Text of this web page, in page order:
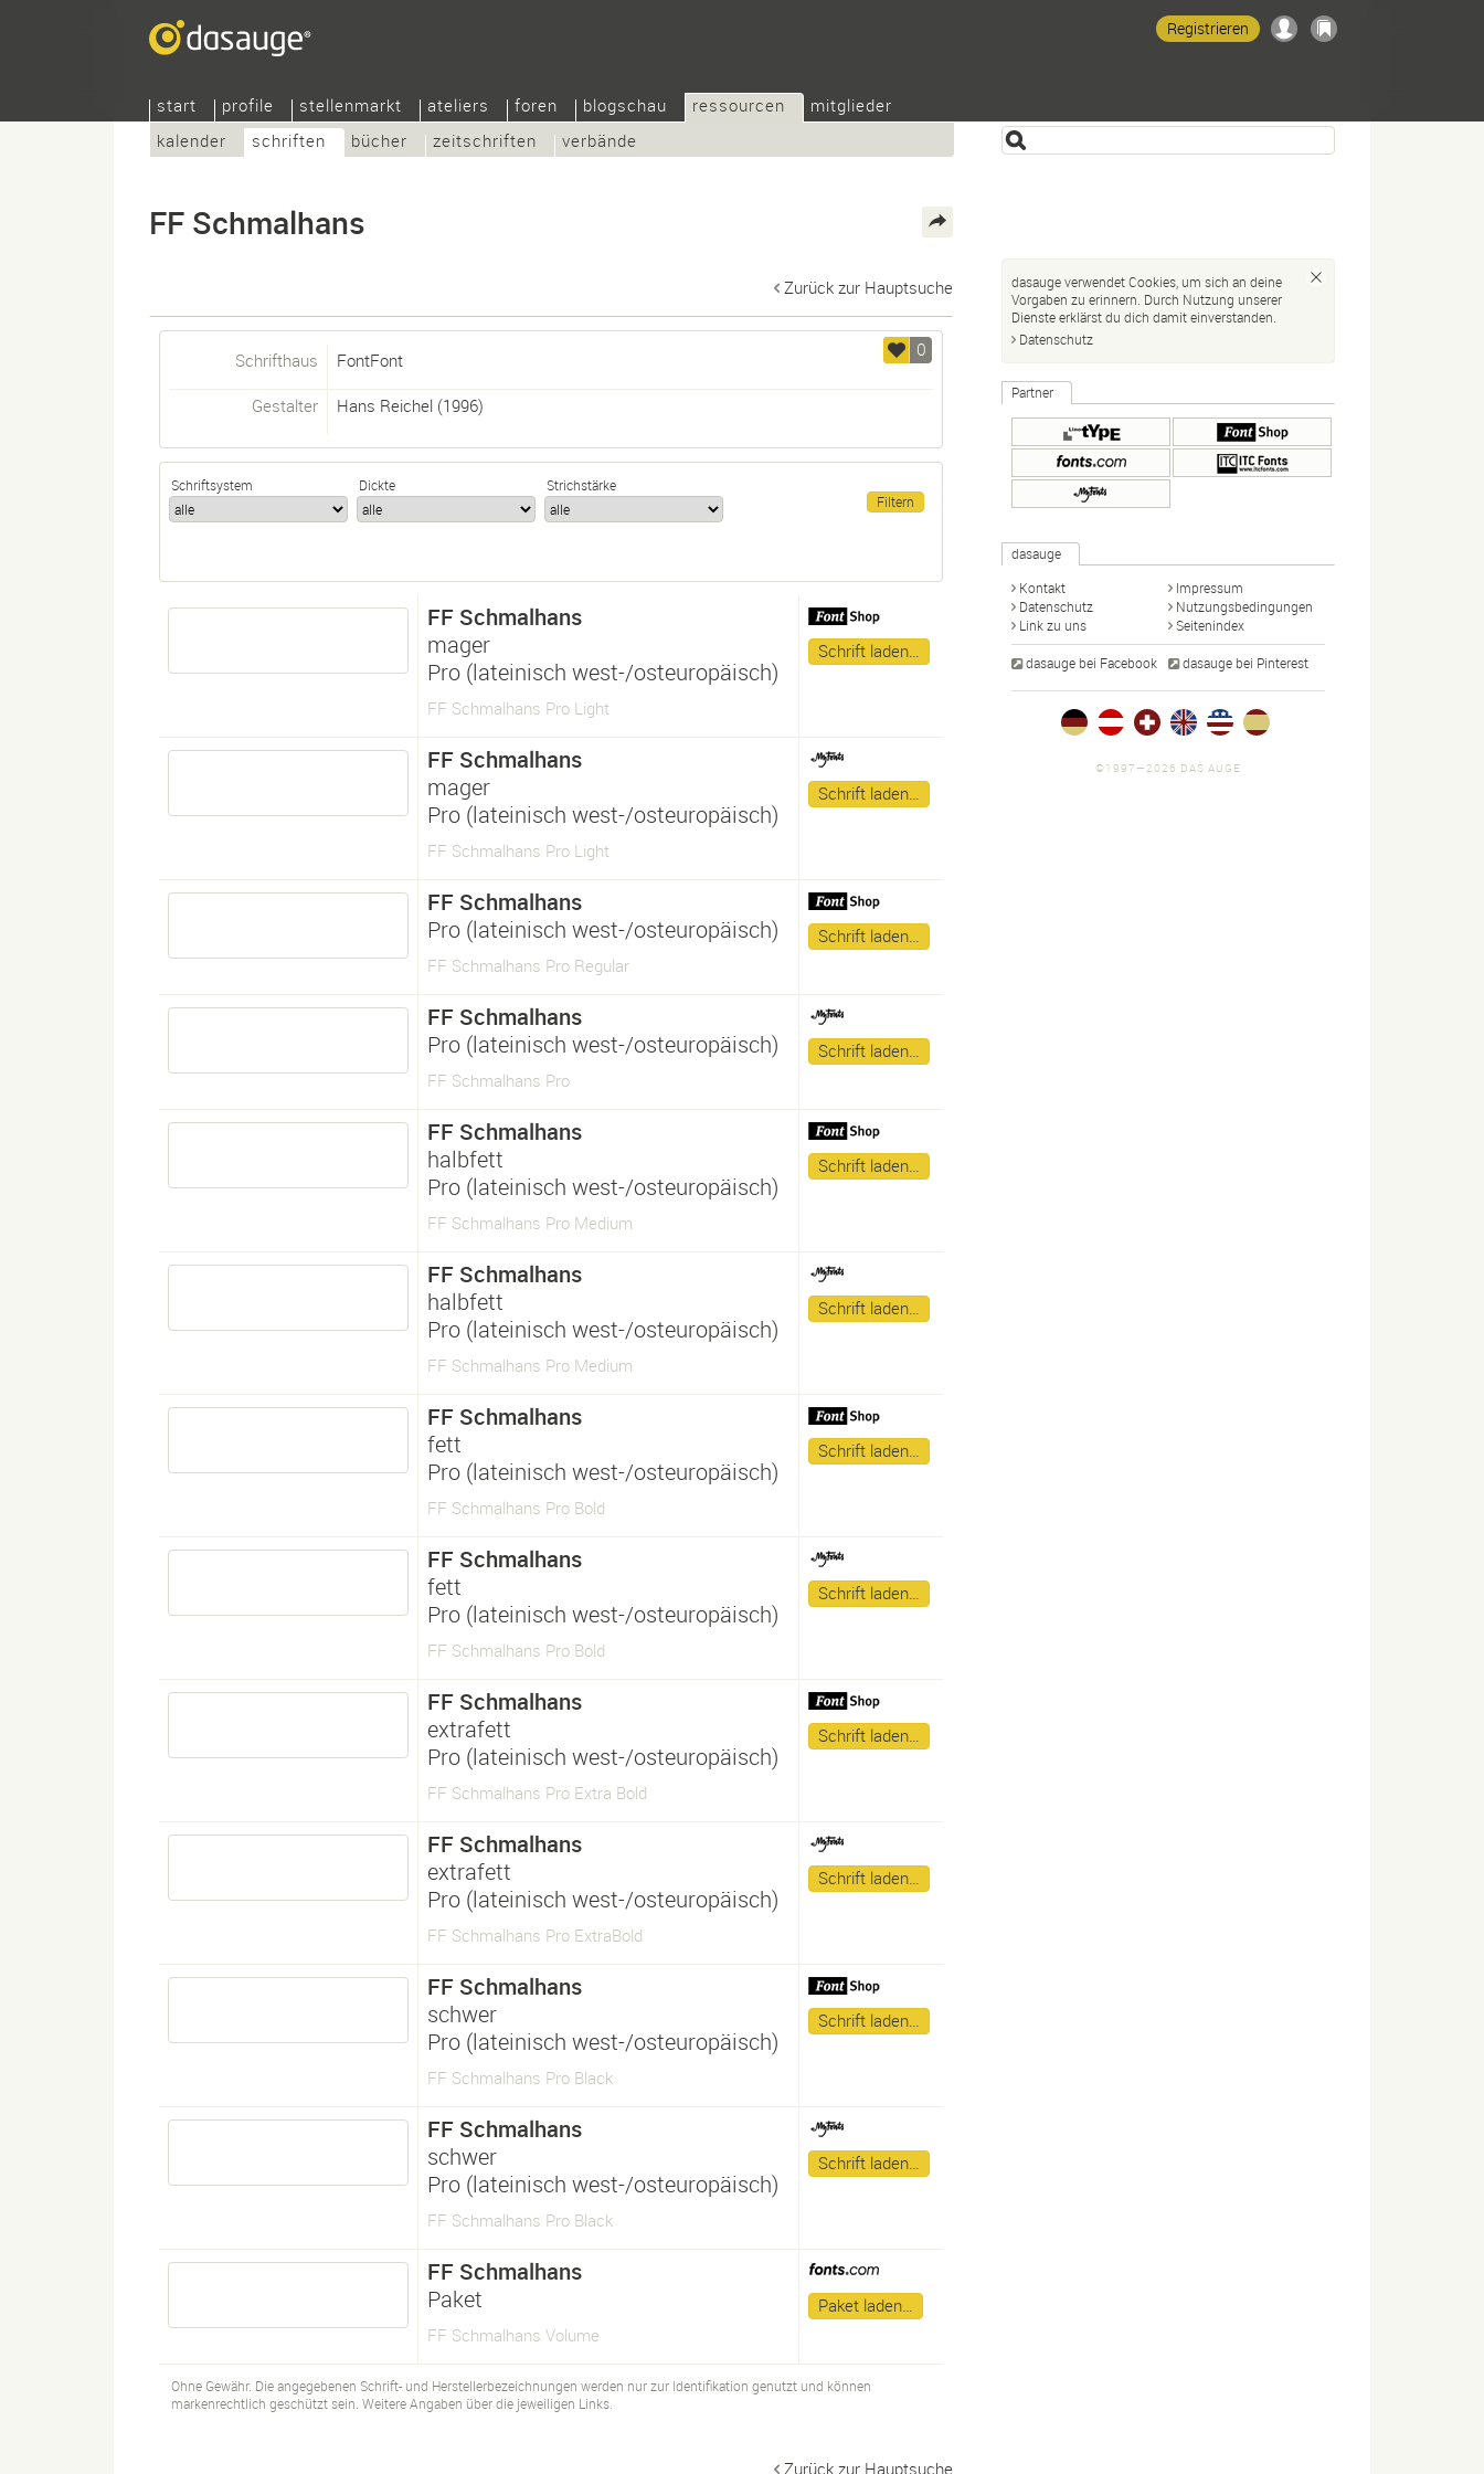
start profile stellenmarkt ateliers foren blogschau
ressourcen
kalender
schriften bücher zeitschriften verbände
mitglieder
Registrieren
FF Schmalhans
Zurück zur Hauptsuche
0
Schrifthaus FontFont
Gestalter Hans Reichel(1996)
Schriftsystem Dickte Strichstärke
FF Schmalhans
mager
Pro (lateinisch west-/osteuropäisch)
FF Schmalhans Pro Light
Schrift laden…
FF Schmalhans
mager
Pro (lateinisch west-/osteuropäisch)
FF Schmalhans Pro Light
Schrift laden…
FF Schmalhans
Pro (lateinisch west-/osteuropäisch)
FF Schmalhans Pro Regular
Schrift laden…
FF Schmalhans
Pro (lateinisch west-/osteuropäisch)
FF Schmalhans Pro
Schrift laden…
FF Schmalhans
halbfett
Pro (lateinisch west-/osteuropäisch)
FF Schmalhans Pro Medium
Schrift laden…
FF Schmalhans
halbfett
Pro (lateinisch west-/osteuropäisch)
FF Schmalhans Pro Medium
Schrift laden…
FF Schmalhans
fett
Pro (lateinisch west-/osteuropäisch)
FF Schmalhans Pro Bold
Schrift laden…
FF Schmalhans
fett
Pro (lateinisch west-/osteuropäisch)
FF Schmalhans Pro Bold
Schrift laden…
FF Schmalhans
extrafett
Pro (lateinisch west-/osteuropäisch)
FF Schmalhans Pro Extra Bold
Schrift laden…
FF Schmalhans
extrafett
Pro (lateinisch west-/osteuropäisch)
FF Schmalhans Pro ExtraBold
Schrift laden…
FF Schmalhans
schwer
Pro (lateinisch west-/osteuropäisch)
FF Schmalhans Pro Black
Schrift laden…
FF Schmalhans
schwer
Pro (lateinisch west-/osteuropäisch)
FF Schmalhans Pro Black
Schrift laden…
FF Schmalhans
Paket
FF Schmalhans Volume
Paket laden…
Ohne Gewähr. Die angegebenen Schrift- und Herstellerbezeichnungen werden nur zur Identifikation genutzt und können
markenrechtlich geschützt sein. Weitere Angaben über die jeweiligen Links.
Zurück zur Hauptsuche
dasauge verwendet Cookies, um sich an deine
Vorgaben zu erinnern. Durch Nutzung unserer
Dienste erklärst du dich damit einverstanden.
Datenschutz
Partner
dasauge
Kontakt
Impressum
Datenschutz
Nutzungsbedingungen
Link zu uns
Seitenindex
dasauge bei Facebook dasauge bei Pinterest
©1997—2026 DAS AUGE